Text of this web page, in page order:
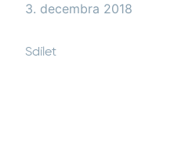
KONTAKT
3. decembra 2018
Sdílet